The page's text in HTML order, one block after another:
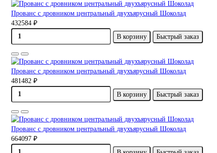
Прованс с дровником центральный двухъярусный Шоколад
432584 ₽
В корзину
Быстрый заказ
Прованс с дровником центральный двухъярусный Шоколад
481482 ₽
В корзину
Быстрый заказ
Прованс с дровником центральный двухъярусный Шоколад
664097 ₽